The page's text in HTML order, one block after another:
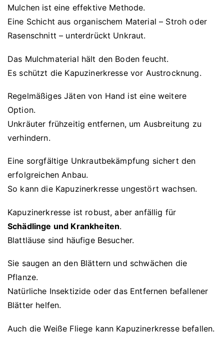
Mulchen ist eine effektive Methode.
Eine Schicht aus organischem Material – Stroh oder
Rasenschnitt – unterdrückt Unkraut.
Das Mulchmaterial hält den Boden feucht.
Es schützt die Kapuzinerkresse vor Austrocknung.
Regelmäßiges Jäten von Hand ist eine weitere
Option.
Unkräuter frühzeitig entfernen, um Ausbreitung zu
verhindern.
Eine sorgfältige Unkrautbekämpfung sichert den
erfolgreichen Anbau.
So kann die Kapuzinerkresse ungestört wachsen.
Kapuzinerkresse ist robust, aber anfällig für
Schädlinge und Krankheiten.
Blattläuse sind häufige Besucher.
Sie saugen an den Blättern und schwächen die
Pflanze.
Natürliche Insektizide oder das Entfernen befallener
Blätter helfen.
Auch die Weiße Fliege kann Kapuzinerkresse befallen.